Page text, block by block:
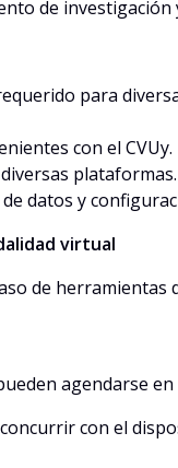
de investigación
para
con el CVUy.
plataformas.
datos y
virtual
de herramientas
agendarse
con el